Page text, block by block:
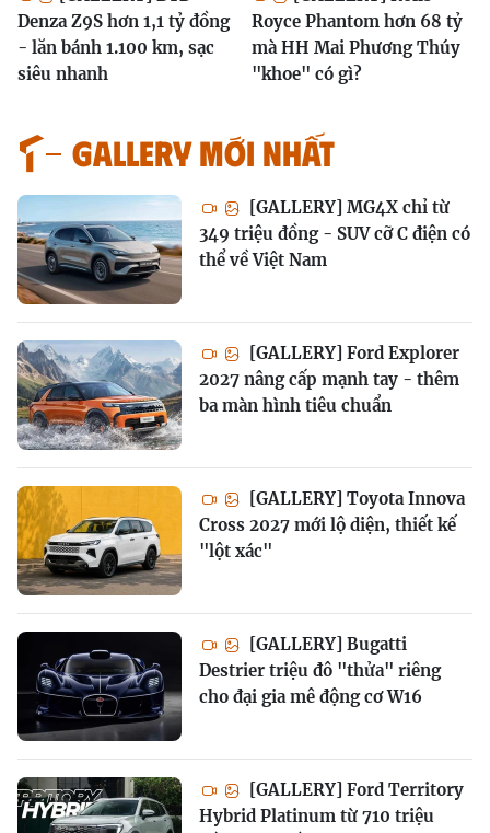
Denza Z9S hơn 1,1 tỷ đồng
- lăn bánh 1.100 km, sạc
siêu nhanh
Royce Phantom hơn 68 tỷ
mà HH Mai Phương Thúy
"khoe" có gì?
GALLERY MỚI NHẤT
[GALLERY] MG4X chỉ từ
349 triệu đồng - SUV cỡ C điện có
thể về Việt Nam
[GALLERY] Ford Explorer
2027 nâng cấp mạnh tay - thêm
ba màn hình tiêu chuẩn
[GALLERY] Toyota Innova
Cross 2027 mới lộ diện, thiết kế
"lột xác"
[GALLERY] Bugatti
Destrier triệu đô "thửa" riêng
cho đại gia mê động cơ W16
[GALLERY] Ford Territory
Hybrid Platinum từ 710 triệu